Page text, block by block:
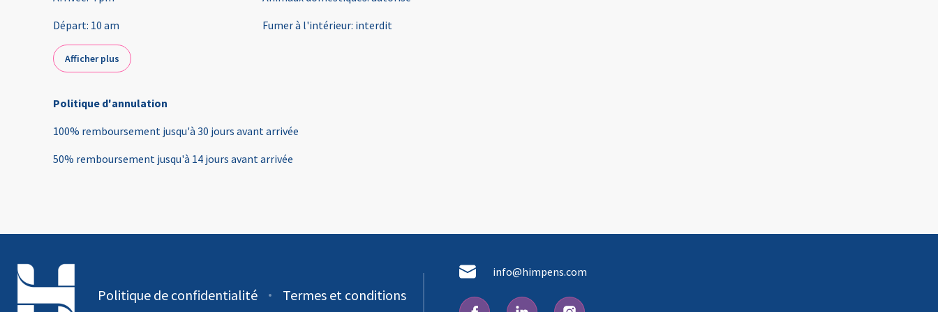
Départ: 10 am
Fumer à l'intérieur: interdit
Afficher plus
Politique d'annulation
100% remboursement jusqu'à 30 jours avantarrivée
50% remboursement jusqu'à 14 jours avantarrivée
Politique de confidentialité Termes et conditions
info@himpens.com